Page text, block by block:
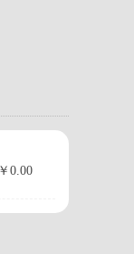
演示...
的谎
￥0.00